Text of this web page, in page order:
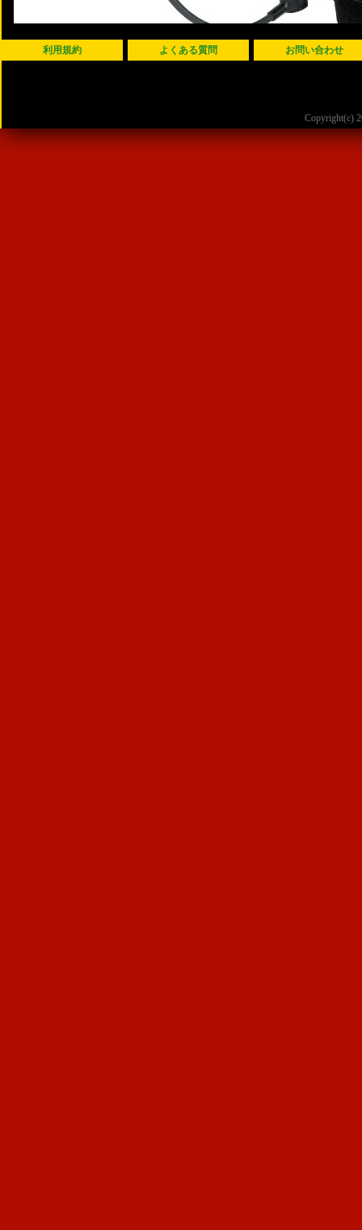
利用規約 よくある質問 お問い合わせ
Copyright(c)